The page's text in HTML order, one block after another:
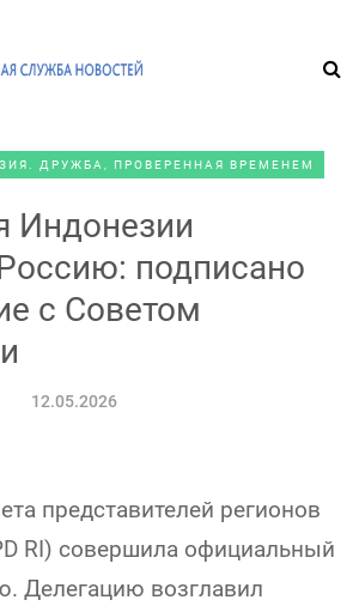
ДРУЖБА, ПРОВЕРЕННАЯ ВРЕМЕНЕМ
Индонезии
подписано
с Советом
12.05.2026
представителей регионов
RI) совершила официальный
Делегацию возглавил